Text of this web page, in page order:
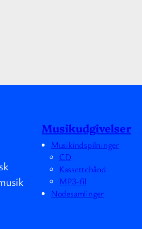
Musikudgivelser
Musikindspilninger
CD
Kassettebånd
MP3-fil
Nodesamlinger